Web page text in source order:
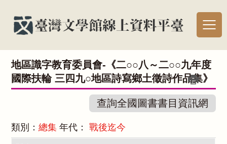
地區識字教育委員會-《二○○八～二○○九年度
國際扶輪 三四九○地區詩寫鄉土徵詩作品集》
查詢全國圖書書目資訊網
類別：總集年代：戰後迄今